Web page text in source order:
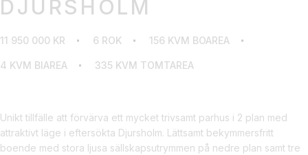
DJURSHOLM
11 950 000 KR 6 ROK 156 KVM BOAREA
4 KVM BIAREA 335 KVM TOMTAREA
Unikt tillfälle att förvärva ett mycket trivsamt parhus i 2 plan med
attraktivt läge i eftersökta Djursholm. Lättsamt bekymmersfritt
boende med stora ljusa sällskapsutrymmen på nedre plan samt tre